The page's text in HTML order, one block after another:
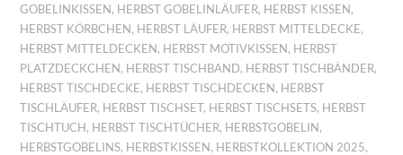
GOBELINKISSEN, HERBST GOBELINLÄUFER, HERBST KISSEN,
HERBST KÖRBCHEN, HERBST LÄUFER, HERBST MITTELDECKE,
HERBST MITTELDECKEN, HERBST MOTIVKISSEN, HERBST
PLATZDECKCHEN, HERBST TISCHBAND, HERBST TISCHBÄNDER,
HERBST TISCHDECKE, HERBST TISCHDECKEN, HERBST
TISCHLÄUFER, HERBST TISCHSET, HERBST TISCHSETS, HERBST
TISCHTUCH, HERBST TISCHTÜCHER, HERBSTGOBELIN,
HERBSTGOBELINS, HERBSTKISSEN, HERBSTKOLLEKTION 2025,